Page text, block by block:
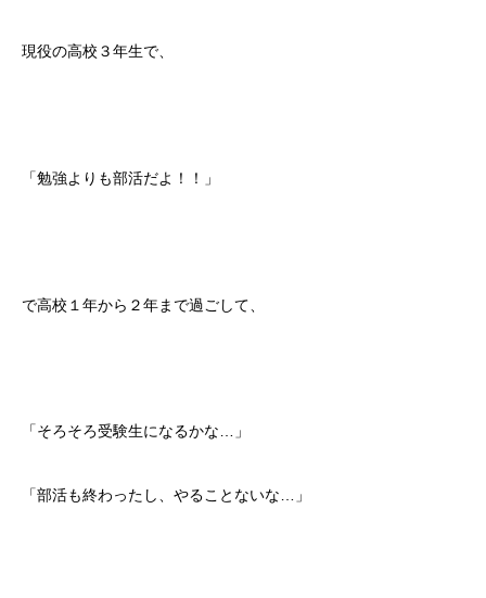
現役の高校３年生で、
「勉強よりも部活だよ！！」
で高校１年から２年まで過ごして、
「そろそろ受験生になるかな…」
「部活も終わったし、やることないな…」